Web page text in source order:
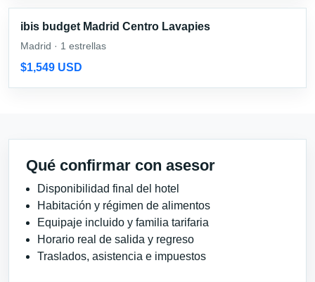
ibis budget Madrid Centro Lavapies
Madrid · 1 estrellas
$1,549 USD
Qué confirmar con asesor
Disponibilidad final del hotel
Habitación y régimen de alimentos
Equipaje incluido y familia tarifaria
Horario real de salida y regreso
Traslados, asistencia e impuestos